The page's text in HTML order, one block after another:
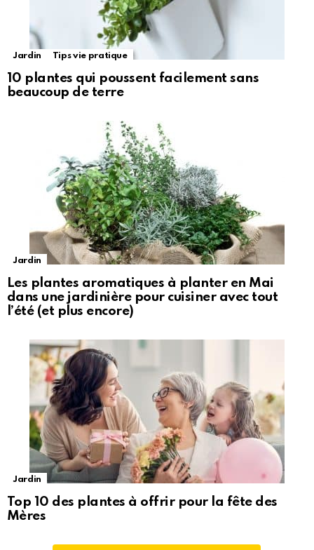
Jardin Tips vie pratique
10 plantes qui poussent facilement sans
beaucoup de terre
Jardin
Les plantes aromatiques à planter en Mai
dans une jardinière pour cuisiner avec tout
l’été (et plus encore)
Jardin
Top 10 des plantes à offrir pour la fête des
Mères